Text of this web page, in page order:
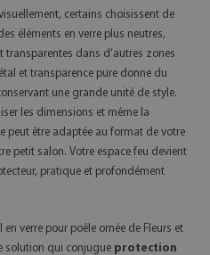
certains choisissent de
éléments en verre plus neutres,
dans d’autres zones
et transparence pure donne du
une grande unité de style.
les dimensions et même la
peut être adaptée au format de votre
petit salon. Votre espace feu devient
pratique et profondément
verre pour poêle ornée de Fleurs et
solution qui conjugue protection